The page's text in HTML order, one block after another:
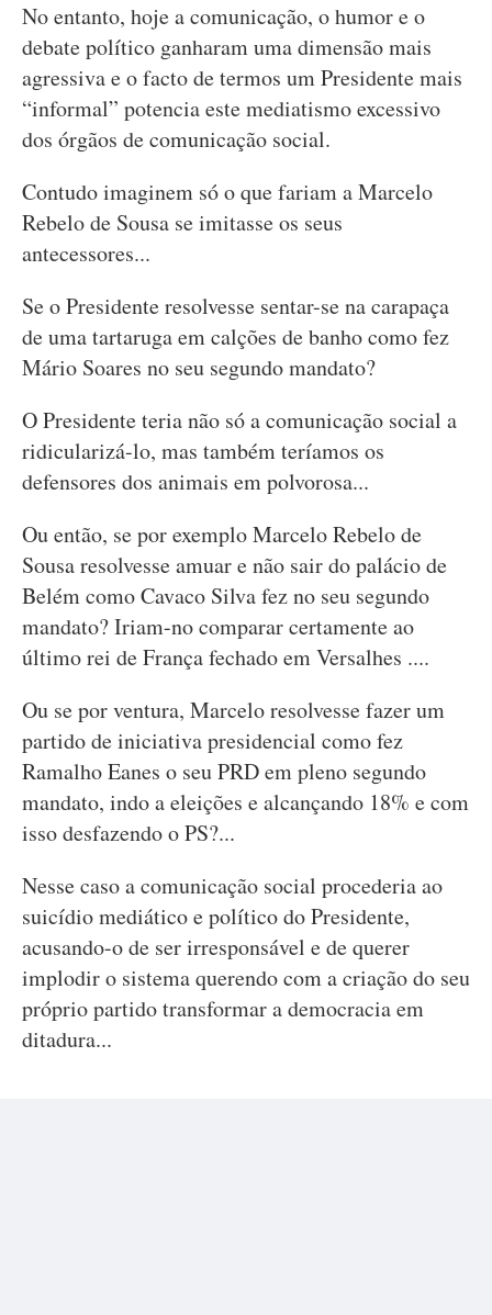
No entanto, hoje a comunicação, o humor e o
debate político ganharam uma dimensão mais
agressiva e o facto de termos um Presidente mais
“informal” potencia este mediatismo excessivo
dos órgãos de comunicação social.
Contudo imaginem só o que fariam a Marcelo
Rebelo de Sousa se imitasse os seus
antecessores...
Se o Presidente resolvesse sentar-se na carapaça
de uma tartaruga em calções de banho como fez
Mário Soares no seu segundo mandato?
O Presidente teria não só a comunicação social a
ridicularizá-lo, mas também teríamos os
defensores dos animais em polvorosa...
Ou então, se por exemplo Marcelo Rebelo de
Sousa resolvesse amuar e não sair do palácio de
Belém como Cavaco Silva fez no seu segundo
mandato? Iriam-no comparar certamente ao
último rei de França fechado em Versalhes ....
Ou se por ventura, Marcelo resolvesse fazer um
partido de iniciativa presidencial como fez
Ramalho Eanes o seu PRD em pleno segundo
mandato, indo a eleições e alcançando 18% e com
isso desfazendo o PS?...
Nesse caso a comunicação social procederia ao
suicídio mediático e político do Presidente,
acusando-o de ser irresponsável e de querer
implodir o sistema querendo com a criação do seu
próprio partido transformar a democracia em
ditadura...